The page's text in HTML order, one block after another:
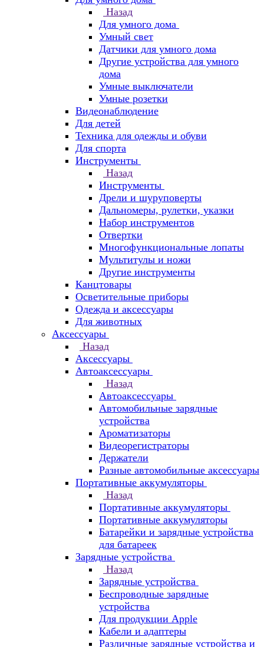
Назад
Для умного дома
Умный свет
Датчики для умного дома
Другие устройства для умного
дома
Умные выключатели
Умные розетки
Видеонаблюдение
Для детей
Техника для одежды и обуви
Для спорта
Инструменты
Назад
Инструменты
Дрели и шуруповерты
Дальномеры, рулетки, указки
Набор инструментов
Отвертки
Многофункциональные лопаты
Мультитулы и ножи
Другие инструменты
Канцтовары
Осветительные приборы
Одежда и аксессуары
Для животных
Аксессуары
Назад
Аксессуары
Автоаксессуары
Назад
Автоаксессуары
Автомобильные зарядные
устройства
Ароматизаторы
Видеорегистраторы
Держатели
Разные автомобильные аксессуары
Портативные аккумуляторы
Назад
Портативные аккумуляторы
Портативные аккумуляторы
Батарейки и зарядные устройства
для батареек
Зарядные устройства
Назад
Зарядные устройства
Беспроводные зарядные
устройства
Для продукции Apple
Кабели и адаптеры
Различные зарядные устройства и